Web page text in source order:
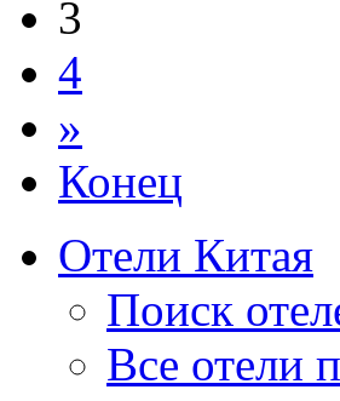
3
4
»
Конец
Отели Китая
Поиск
Все отели